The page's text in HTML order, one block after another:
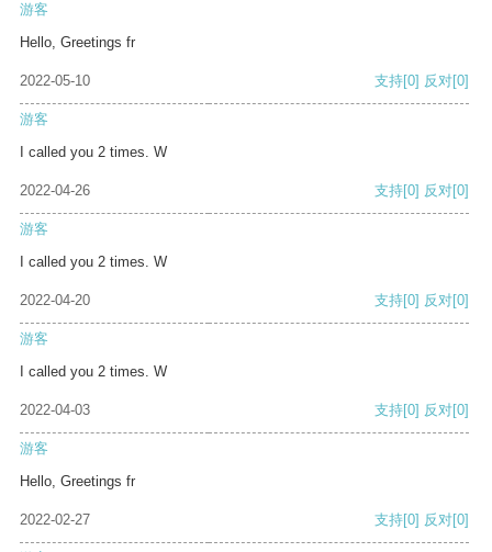
游客
Hello, Greetings fr
2022-05-10 支持[0] 反对[0]
游客
I called you 2 times. W
2022-04-26 支持[0] 反对[0]
游客
I called you 2 times. W
2022-04-20 支持[0] 反对[0]
游客
I called you 2 times. W
2022-04-03 支持[0] 反对[0]
游客
Hello, Greetings fr
2022-02-27 支持[0] 反对[0]